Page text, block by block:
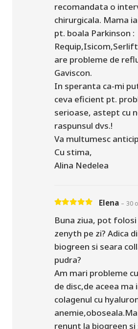
recomandata o
chirurgicala. Mama
pt. boala Parkinson :
are probleme de
Gaviscon.
In speranta ca-mi
ceva eficient pt.
serioase, astept cu
raspunsul dvs.!
Va multumesc
Cu stima,
Alina Nedelea
Elena – 30
Buna ziua, pot
zenyth pe zi? Adica
biogreen si seara
pudra?
Am mari probleme
de disc,de aceea
colagenul cu
renunt la biogreen